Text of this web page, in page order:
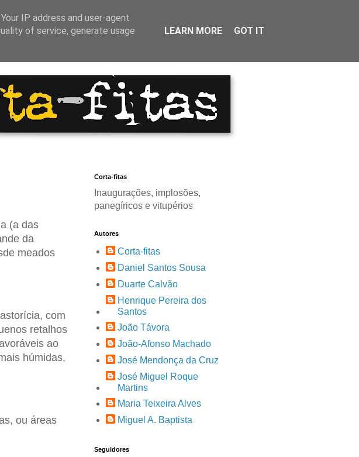
(a das
da
meados
com
retalhos
ao
húmidas,
ou áreas
Corta-fitas
Inaugurações, implosões,
panegíricos e vitupérios
Autores
Corta-fitas
Daniel Santos Sousa
Duarte Calvão
Henrique Pereira dos
Santos
João Távora
João-Afonso Machado
José Mendonça da Cruz
José Miguel Roque
Martins
Maria Teixeira Alves
Miguel A. Baptista
Seguidores
IP address and user-agent
of service, generate usage
LEARN MORE GOT IT